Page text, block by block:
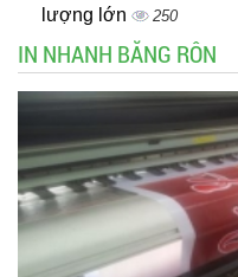
lượng lớn 250
IN NHANH BĂNG RÔN